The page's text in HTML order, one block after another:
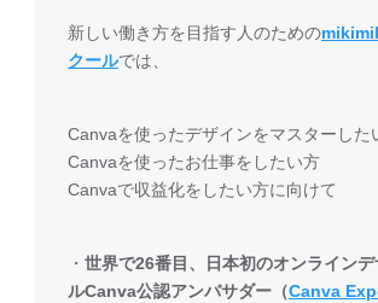
新しい働き方を目指す人のための
クールでは、
Canvaを使ったデザインをマスターした
Canvaを使ったお仕事をしたい方
Canvaで収益化をしたい方に向けて
・世界で26番目、日本初のオンライン
ルCanva公認アンバサダー（Canva